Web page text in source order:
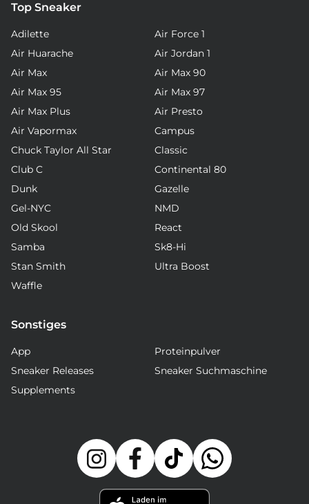
Top Sneaker
Adilette
Air Force 1
Air Huarache
Air Jordan 1
Air Max
Air Max 90
Air Max 95
Air Max 97
Air Max Plus
Air Presto
Air Vapormax
Campus
Chuck Taylor All Star
Classic
Club C
Continental 80
Dunk
Gazelle
Gel-NYC
NMD
Old Skool
React
Samba
Sk8-Hi
Stan Smith
Ultra Boost
Waffle
Sonstiges
App
Proteinpulver
Sneaker Releases
Sneaker Suchmaschine
Supplements